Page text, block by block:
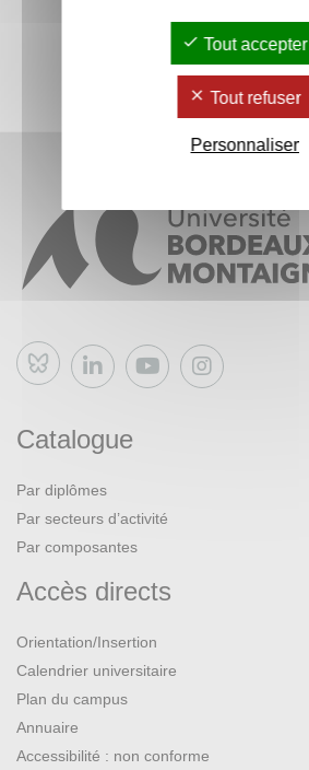
Bluesky
Catalogue
Par diplômes
Par secteurs d’activité
Par composantes
Accès directs
Orientation/Insertion
Calendrier universitaire
Plan du campus
Annuaire
Accessibilité : non conforme
Tout accepter
Tout refuser
Personnaliser